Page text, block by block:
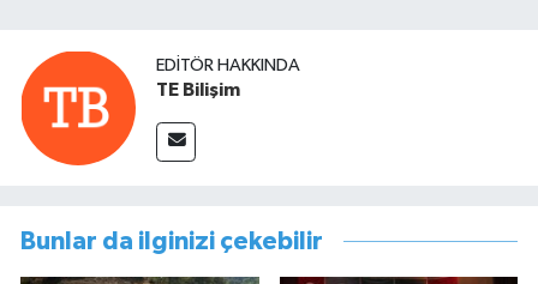
EDITÖR HAKKINDA
TE Bilişim
Bunlar da ilginizi çekebilir